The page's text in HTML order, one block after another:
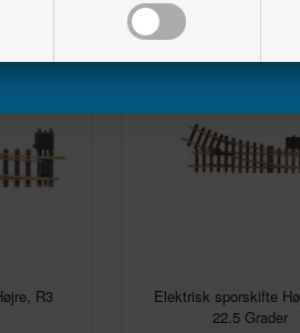
R3
Elektrisk sporskifte
22.5 Grader